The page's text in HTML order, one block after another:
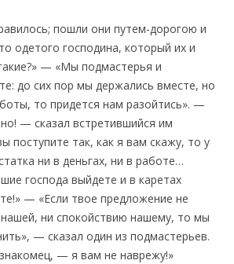
пошли они путем-дорогою и
одетого господина, который их и
— «Мы подмастерья и
до сих пор мы держались вместе, но
то придется нам разойтись». —
— сказал встретившийся им
поступите так, как я вам скажу, то у
ни в деньгах, ни в работе…
господа выйдете и в каретах
— «Если твое предложение не
ни спокойствию нашему, то мы
— сказал один из подмастерьев.
— я вам не наврежу!»